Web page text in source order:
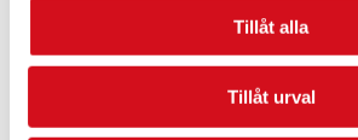
Tillåt alla
Tillåt urval